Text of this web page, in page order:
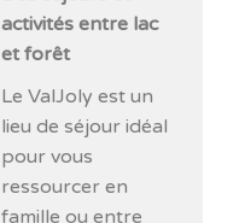
activités entre lac
et forêt
Le ValJoly est un
lieu de séjour idéal
pour vous
ressourcer en
famille ou entre